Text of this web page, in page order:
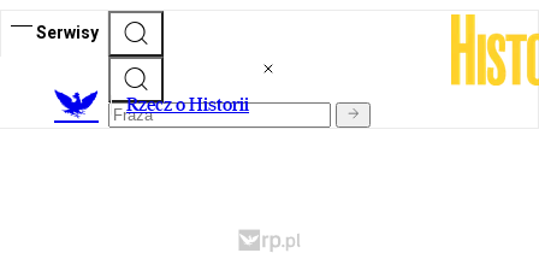
Serwisy
Rzecz o Historii